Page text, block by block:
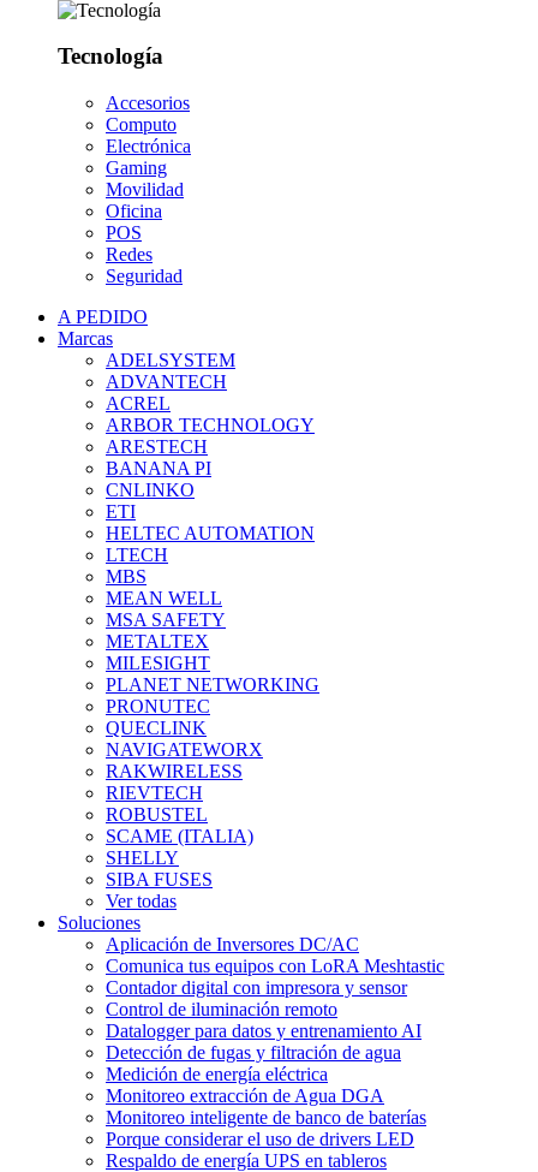
Tecnología
Accesorios
Computo
Electrónica
Gaming
Movilidad
Oficina
POS
Redes
Seguridad
A PEDIDO
Marcas
ADELSYSTEM
ADVANTECH
ACREL
ARBOR TECHNOLOGY
ARESTECH
BANANA PI
CNLINKO
ETI
HELTEC AUTOMATION
LTECH
MBS
MEAN WELL
MSA SAFETY
METALTEX
MILESIGHT
PLANET NETWORKING
PRONUTEC
QUECLINK
NAVIGATEWORX
RAKWIRELESS
RIEVTECH
ROBUSTEL
SCAME (ITALIA)
SHELLY
SIBA FUSES
Ver todas
Soluciones
Aplicación de Inversores DC/AC
Comunica tus equipos con LoRA Meshtastic
Contador digital con impresora y sensor
Control de iluminación remoto
Datalogger para datos y entrenamiento AI
Detección de fugas y filtración de agua
Medición de energía eléctrica
Monitoreo extracción de Agua DGA
Monitoreo inteligente de banco de baterías
Porque considerar el uso de drivers LED
Respaldo de energía UPS en tableros